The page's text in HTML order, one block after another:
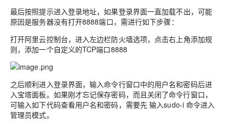
最后按照提示进入登录地址，如果登录界面一直加载不出，可能
原因是服务器没有打开8888端口，需进行如下步骤：
打开阿里云控制台，进入左边栏防火墙选项，点击右上角添加规
则，添加一个自定义的TCP端口8888
之后顺利进入登录界面，输入命令行窗口中的用户名和密码后进
入宝塔面板。如果刚才忘记保存密码，而且关闭了命令行窗口，
可输入如下代码查看用户名和密码，需要先 输入sudo-i命令进入
管理员模式。